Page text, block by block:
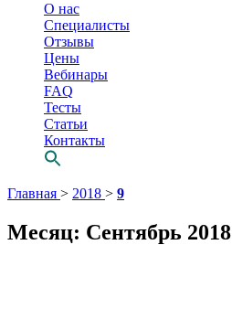
О нас
Специалисты
Отзывы
Цены
Вебинары
FAQ
Тесты
Статьи
Контакты
Перейти
содержимому
Главная > 2018 > 9
Месяц: Сентябрь 2018